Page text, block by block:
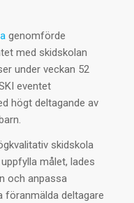
genomförde
med skidskolan
under veckan 52
eventet
högt deltagande av
skidskola
målet, lades
och anpassa
föranmälda deltagare